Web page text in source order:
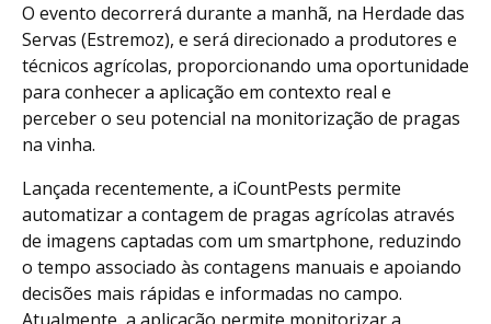
O evento decorrerá durante a manhã, na Herdade das
Servas (Estremoz), e será direcionado a produtores e
técnicos agrícolas, proporcionando uma oportunidade
para conhecer a aplicação em contexto real e
perceber o seu potencial na monitorização de pragas
na vinha.
Lançada recentemente, a iCountPests permite
automatizar a contagem de pragas agrícolas através
de imagens captadas com um smartphone, reduzindo
o tempo associado às contagens manuais e apoiando
decisões mais rápidas e informadas no campo.